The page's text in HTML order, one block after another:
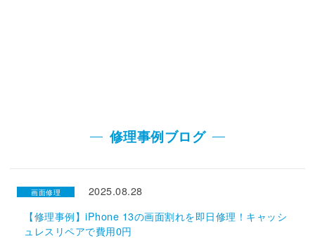
修理事例ブログ
画面修理
2025.08.28
【修理事例】iPhone 13の画面割れを即日修理！キャッシ
ュレスリペアで費用0円